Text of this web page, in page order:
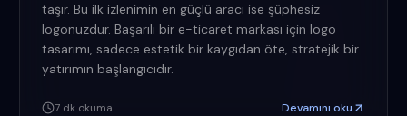
taşır. Bu ilk izlenimin en güçlü aracı ise şüphesiz
logonuzdur. Başarılı bir e-ticaret markası için logo
tasarımı, sadece estetik bir kaygıdan öte, stratejik bir
yatırımın başlangıcıdır.
7dk okuma Devamını oku